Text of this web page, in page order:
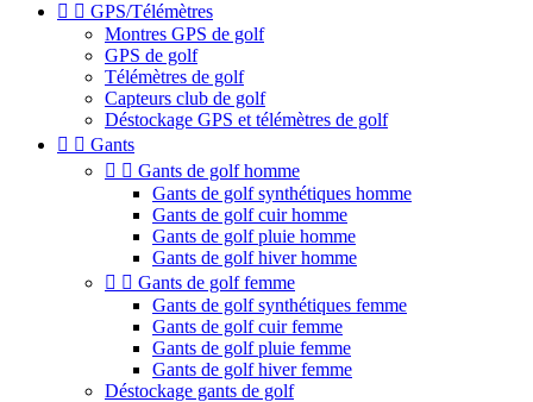
  GPS/Télémètres
Montres GPS de golf
GPS de golf
Télémètres de golf
Capteurs club de golf
Déstockage GPS et télémètres de golf
  Gants
  Gants de golf homme
Gants de golf synthétiques homme
Gants de golf cuir homme
Gants de golf pluie homme
Gants de golf hiver homme
  Gants de golf femme
Gants de golf synthétiques femme
Gants de golf cuir femme
Gants de golf pluie femme
Gants de golf hiver femme
Déstockage gants de golf